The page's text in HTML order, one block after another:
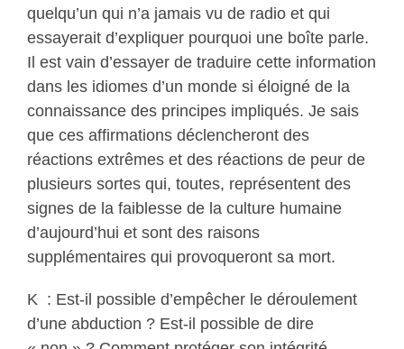
quelqu’un qui n’a jamais vu de radio et qui
essayerait d’expliquer pourquoi une boîte parle.
Il est vain d’essayer de traduire cette information
dans les idiomes d’un monde si éloigné de la
connaissance des principes impliqués. Je sais
que ces affirmations déclencheront des
réactions extrêmes et des réactions de peur de
plusieurs sortes qui, toutes, représentent des
signes de la faiblesse de la culture humaine
d’aujourd’hui et sont des raisons
supplémentaires qui provoqueront sa mort.
K : Est-il possible d’empêcher le déroulement
d’une abduction ? Est-il possible de dire